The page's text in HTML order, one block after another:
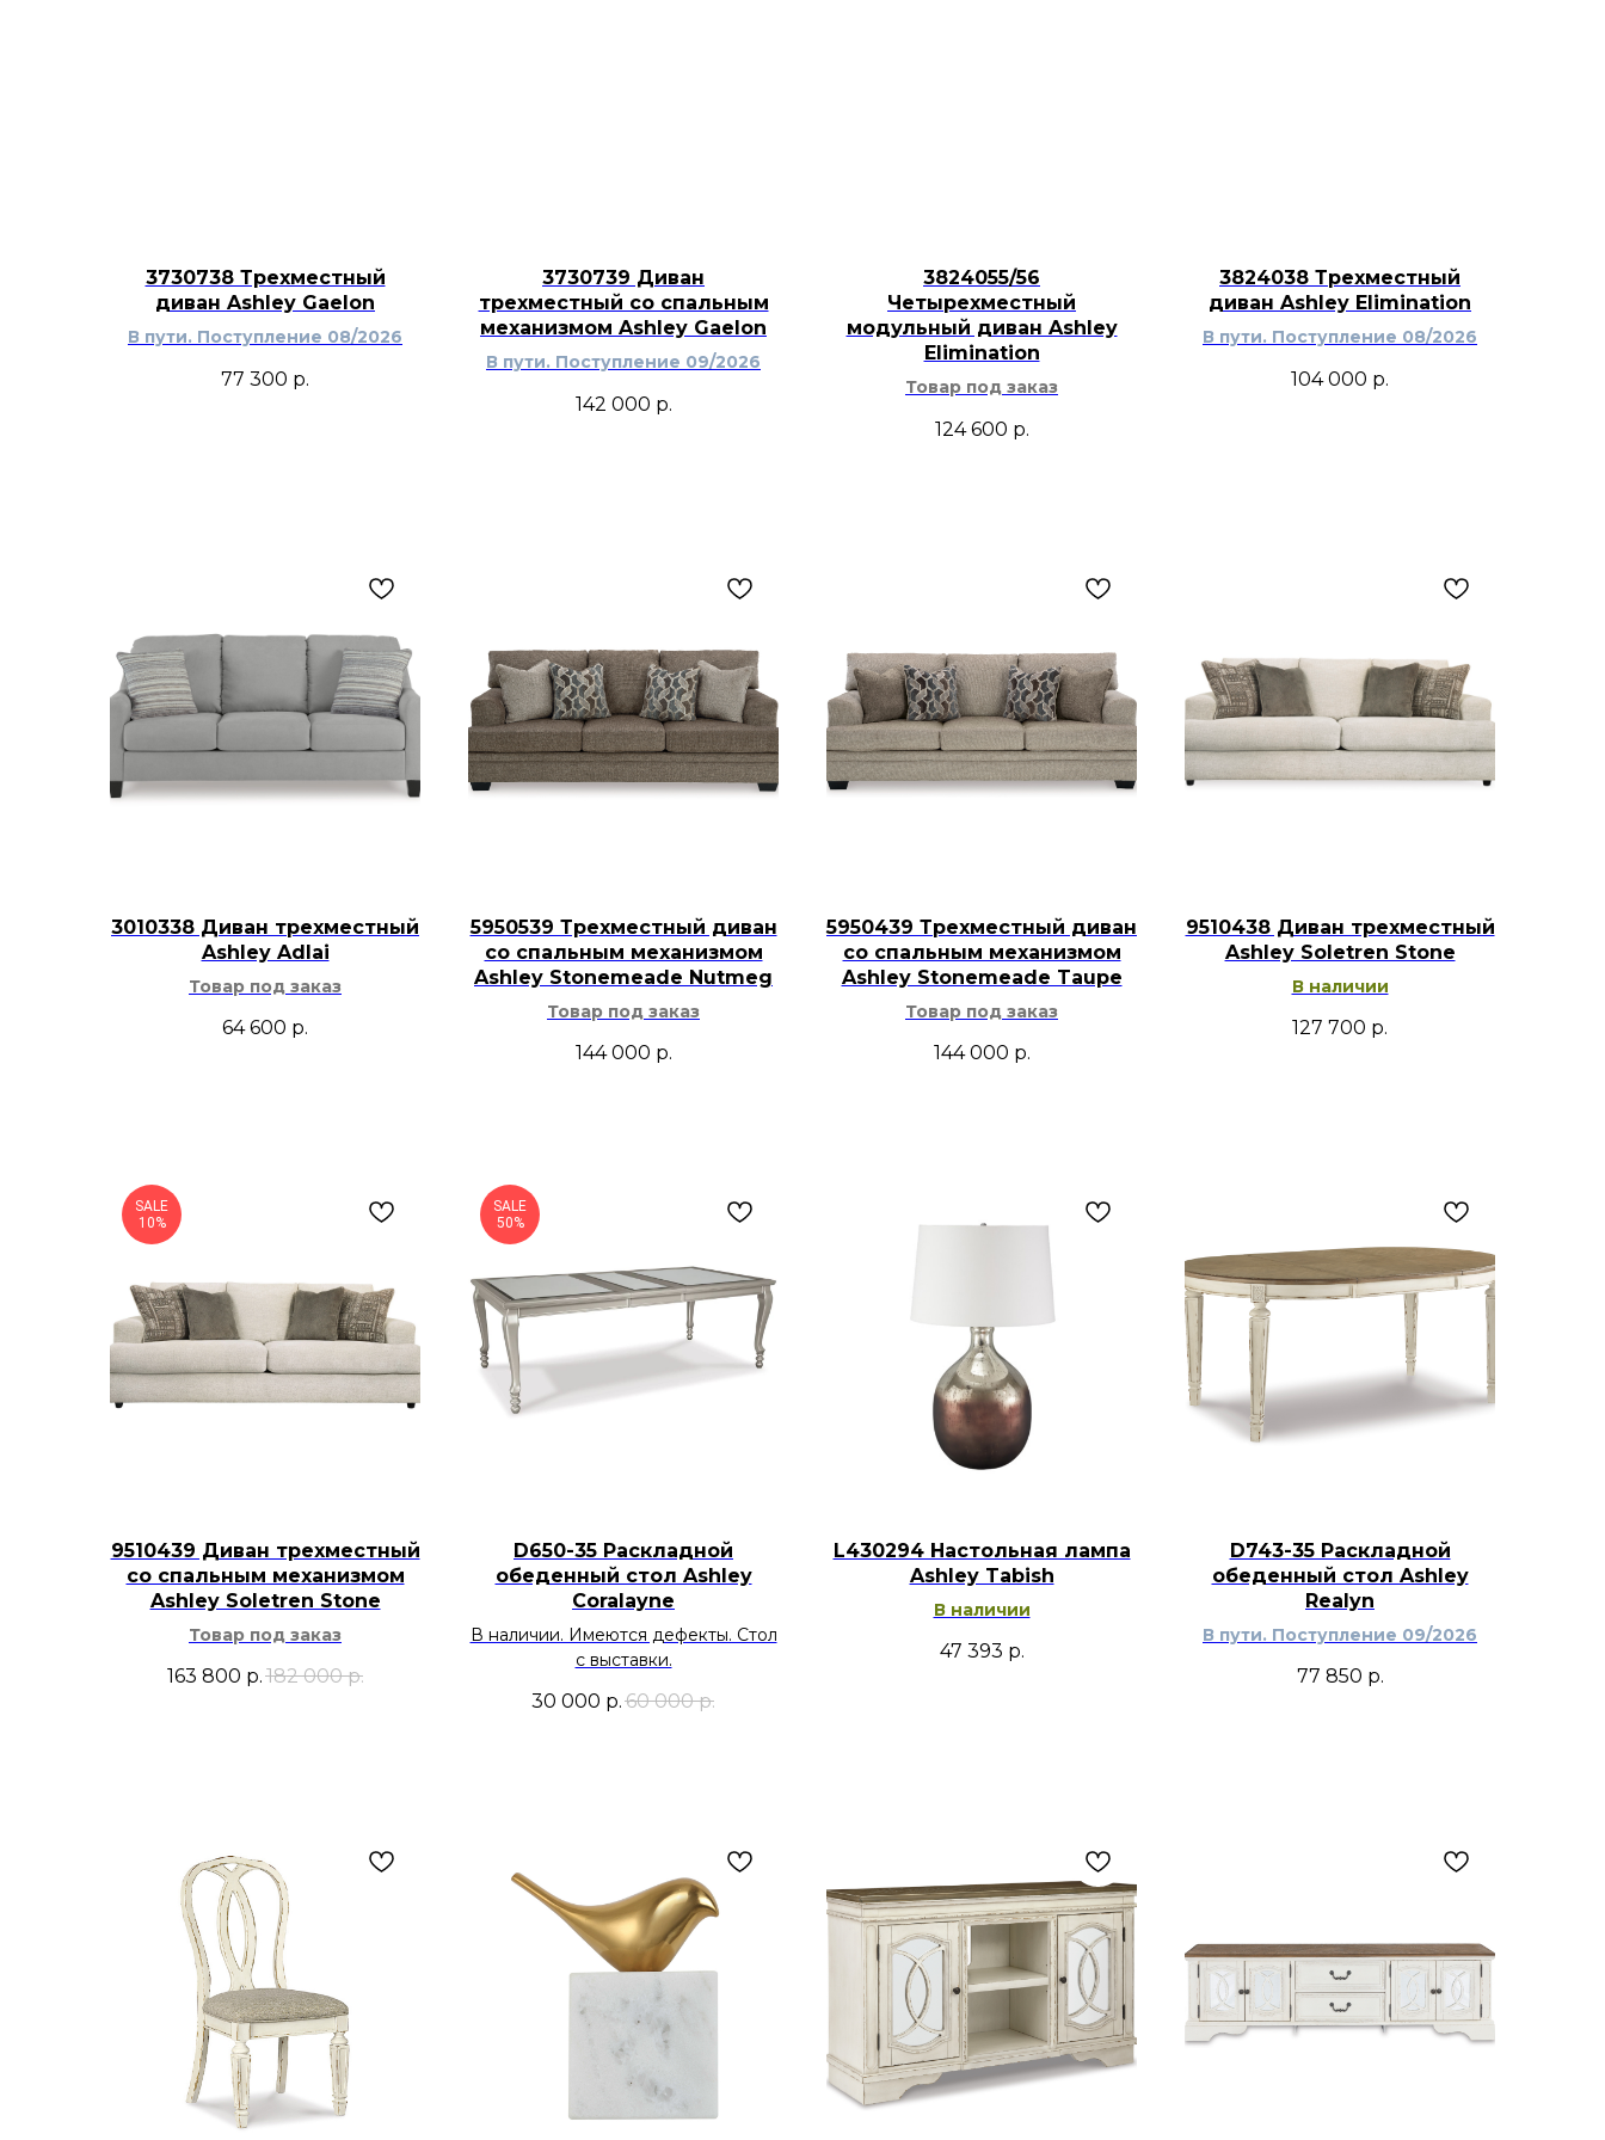
3730738 Трехместный
диван Ashley Gaelon
В пути. Поступление 08/2026
77 300 р.
3730739 Диван
трехместный со спальным
механизмом Ashley Gaelon
В пути. Поступление 09/2026
142 000 р.
3824055/56
Четырехместный
модульный диван Ashley
Elimination
Товар под заказ
124 600 р.
3824038 Трехместный
диван Ashley Elimination
В пути. Поступление 08/2026
104 000 р.
3010338 Диван трехместный
Ashley Adlai
Товар под заказ
64 600 р.
5950539 Трехместный диван
со спальным механизмом
Ashley Stonemeade Nutmeg
Товар под заказ
144 000 р.
5950439 Трехместный диван
со спальным механизмом
Ashley Stonemeade Taupe
Товар под заказ
144 000 р.
9510438 Диван трехместный
Ashley Soletren Stone
В наличии
127 700 р.
SALE
10%
9510439 Диван трехместный
со спальным механизмом
Ashley Soletren Stone
Товар под заказ
163 800 р.182 000 р.
SALE
50%
D650-35 Раскладной
обеденный стол Ashley
Coralayne
В наличии. Имеются дефекты. Стол
с выставки.
30 000 р. 60 000 р.
L430294 Настольная лампа
Ashley Tabish
В наличии
47 393 р.
D743-35 Раскладной
обеденный стол Ashley
Realyn
В пути. Поступление 09/2026
77 850 р.